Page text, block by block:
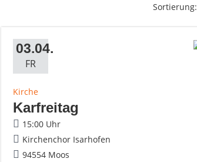
Sortierung:
03.04.
FR
Kirche
Karfreitag
15:00 Uhr
Kirchenchor Isarhofen
94554 Moos